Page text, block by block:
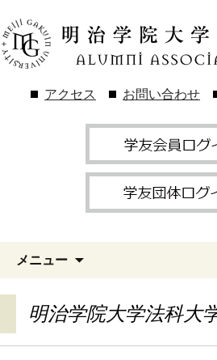
アクセス お問い合わせ
メニュー
明治学院大学法科大